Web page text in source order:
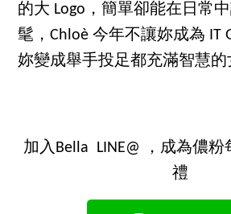
的大 Logo，簡單卻能在日常
髦，Chloè 今年不讓妳成為 IT
妳變成舉手投足都充滿智慧的
加入Bella LINE@ ，成為儂
禮